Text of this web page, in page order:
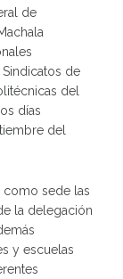
de
de
del
días
del
como sede las
la delegación
y escuelas